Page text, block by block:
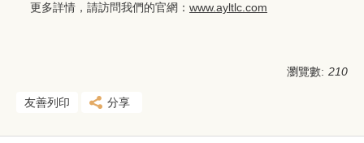
更多詳情，請訪問我們的官網： www.ayltlc.com
瀏覽數: 210
友善列印 分享